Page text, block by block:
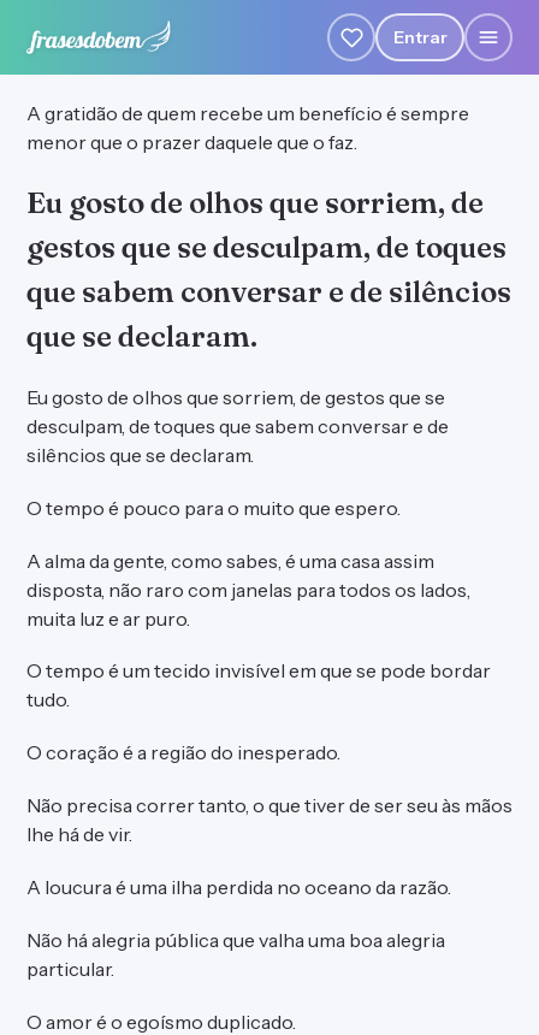
Entrar
A gratidão de quem recebe um benefício é sempre
menor que o prazer daquele que o faz.
Eu gosto de olhos que sorriem, de
gestos que se desculpam, de toques
que sabem conversar e de silêncios
que se declaram.
Eu gosto de olhos que sorriem, de gestos que se
desculpam, de toques que sabem conversar e de
silêncios que se declaram.
O tempo é pouco para o muito que espero.
A alma da gente, como sabes, é uma casa assim
disposta, não raro com janelas para todos os lados,
muita luz e ar puro.
O tempo é um tecido invisível em que se pode bordar
tudo.
O coração é a região do inesperado.
Não precisa correr tanto, o que tiver de ser seu às mãos
lhe há de vir.
A loucura é uma ilha perdida no oceano da razão.
Não há alegria pública que valha uma boa alegria
particular.
O amor é o egoísmo duplicado.